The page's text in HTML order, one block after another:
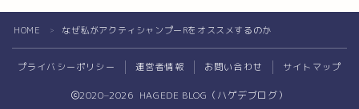
HOME ＞ なぜ私がアクティシャンプーRをオススメするのか
プライバシーポリシー 運営者情報 お問い合わせ サイトマップ
2020–2026 HAGEDE BLOG（ハゲデブログ）